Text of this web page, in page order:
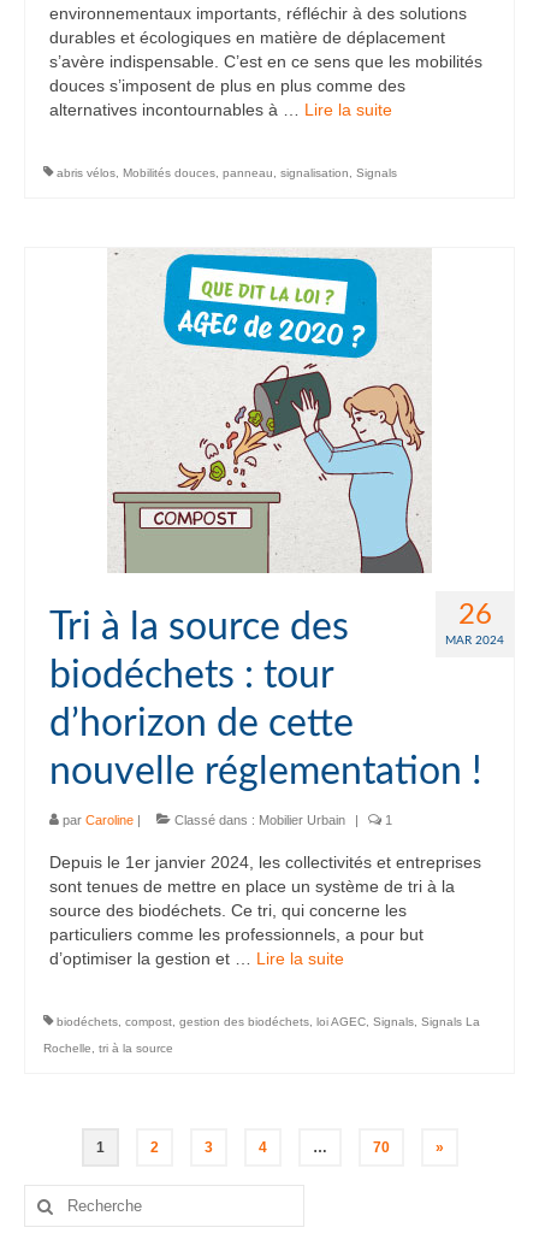
environnementaux importants, réfléchir à des solutions
durables et écologiques en matière de déplacement
s’avère indispensable. C’est en ce sens que les mobilités
douces s’imposent de plus en plus comme des
alternatives incontournables à … Lire la suite­­
abris vélos Mobilités douces panneau signalisation Signals
26
MAR 2024
Tri à la source des
biodéchets : tour
d’horizon de cette
nouvelle réglementation !
par Caroline | Classé dans : Mobilier Urbain | 1
Depuis le 1er janvier 2024, les collectivités et entreprises
sont tenues de mettre en place un système de tri à la
source des biodéchets. Ce tri, qui concerne les
particuliers comme les professionnels, a pour but
d’optimiser la gestion et … Lire la suite­­
biodéchets compost gestion des biodéchets loi AGEC Signals Signals La
Rochelle
tri à la source
Pagination
des
1 2 3 4 … 70 »
Rechercher